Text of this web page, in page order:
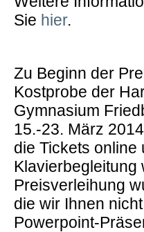
Sie hier.
Zu Beginn der
Kostprobe der
Gymnasium
15.-23. März
die Tickets online
Klavierbegleitung
Preisverleihung
die wir Ihnen
Powerpoint-